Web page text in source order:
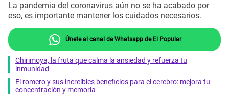
La pandemia del coronavirus aún no se ha acabado por
eso, es importante mantener los cuidados necesarios.
Únete al canal de Whatsapp de El Popular
Chirimoya, la fruta que calma la ansiedad y refuerza tu
inmunidad
El romero y sus increíbles beneficios para el cerebro: mejora tu
concentración y memoria